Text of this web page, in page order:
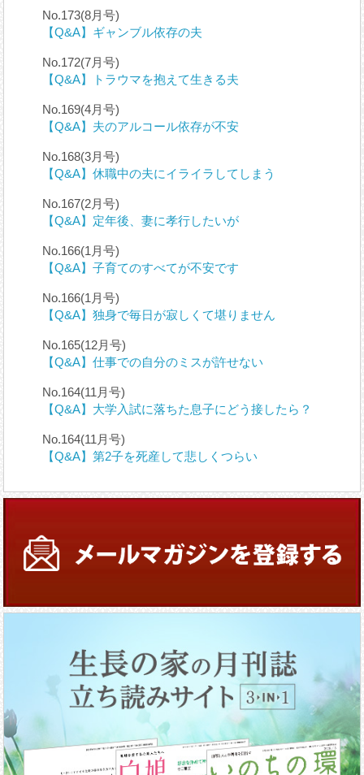
No.173(8月号)
【Q&A】ギャンブル依存の夫
No.172(7月号)
【Q&A】トラウマを抱えて生きる夫
No.169(4月号)
【Q&A】夫のアルコール依存が不安
No.168(3月号)
【Q&A】休職中の夫にイライラしてしまう
No.167(2月号)
【Q&A】定年後、妻に孝行したいが
No.166(1月号)
【Q&A】子育てのすべてが不安です
No.166(1月号)
【Q&A】独身で毎日が寂しくて堪りません
No.165(12月号)
【Q&A】仕事での自分のミスが許せない
No.164(11月号)
【Q&A】大学入試に落ちた息子にどう接したら？
No.164(11月号)
【Q&A】第2子を死産して悲しくつらい